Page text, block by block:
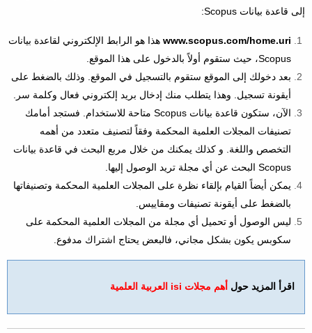
إلى قاعدة بيانات Scopus:
www.scopus.com/home.uri هذا هو الرابط الإلكتروني لقاعدة بيانات
Scopus، حيث ستقوم أولاً بالدخول على هذا الموقع.
بعد دخولك إلى الموقع ستقوم بالتسجيل في الموقع. وذلك بالضغط على
أيقونة تسجيل. وهذا يتطلب منك إدخال بريد إلكتروني فعال وكلمة سر.
الآن، ستكون قاعدة بيانات Scopus متاحة للاستخدام. فستجد أمامك
تصنيفات المجلات العلمية المحكمة وفقاً لتصنيف متعدد من أهمه
التخصص واللغة. و كذلك يمكنك من خلال مربع البحث في قاعدة بيانات
Scopus البحث عن أي مجلة تريد الوصول إليها.
يمكن أيضاً القيام بإلقاء نظرة على المجلات العلمية المحكمة وتصنيفاتها
بالضغط على أيقونة تصنيفات ومقاييس.
ليس الوصول أو تحميل أي مجلة من المجلات العلمية المحكمة على
سكوبس يكون بشكل مجاني، فالبعض يحتاج اشتراك مدفوع.
اقرأ المزيد حول أهم مجلات isi العربية العلمية